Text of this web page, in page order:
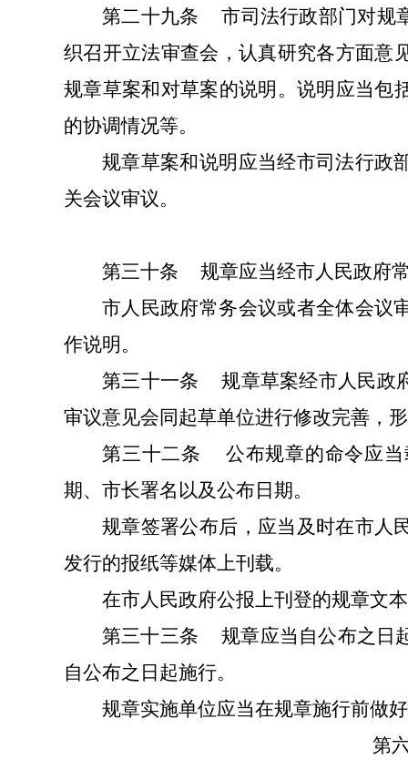
第二十九条
市司法行政部门对规
织召开立法审查会，认真研究各方面意
规章草案和对草案的说明。说明应当包
的协调情况等。
规章草案和说明应当经市司法行政
关会议审议。
第三十条
规章应当经市人民政府
市人民政府常务会议或者全体会议
作说明。
第三十一条
规章草案经市人民政
审议意见会同起草单位进行修改完善，
第三十二条
公布规章的命令应
期、市长署名以及公布日期。
规章签署公布后，应当及时在市人
发行的报纸等媒体上刊载。
在市人民政府公报上刊登的规章文
第三十三条
规章应当自公布之日
自公布之日起施行。
规章实施单位应当在规章施行前做
第